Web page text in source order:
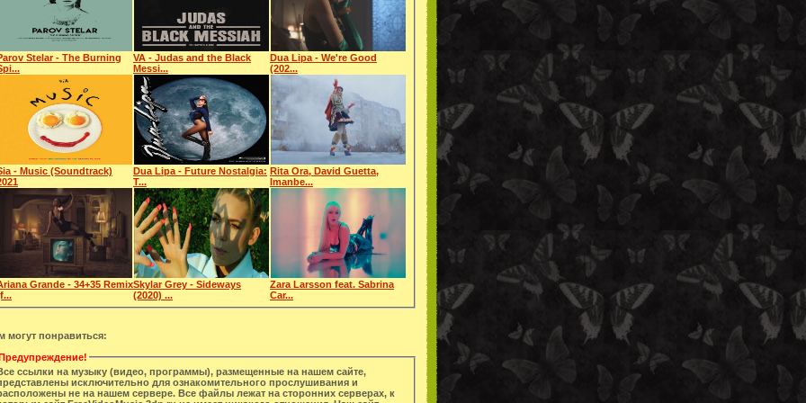
Stelar - The Burning
VA - Judas and the Black
Messi...
Dua Lipa - We're Good
(202...
- Music (Soundtrack)
Dua Lipa - Future Nostalgia:
T...
Rita Ora, David Guetta,
Imanbe...
Grande - 34+35 RemixSkylar Grey - Sideways
(2020) ...
Zara Larsson feat. Sabrina
Car...
могут понравиться:
ссылки на музыку (видео, программы), размещенные на нашем сайте,
исключительно для ознакомительного прослушивания и
не на нашем сервере. Все файлы лежат на сторонних серверах, к